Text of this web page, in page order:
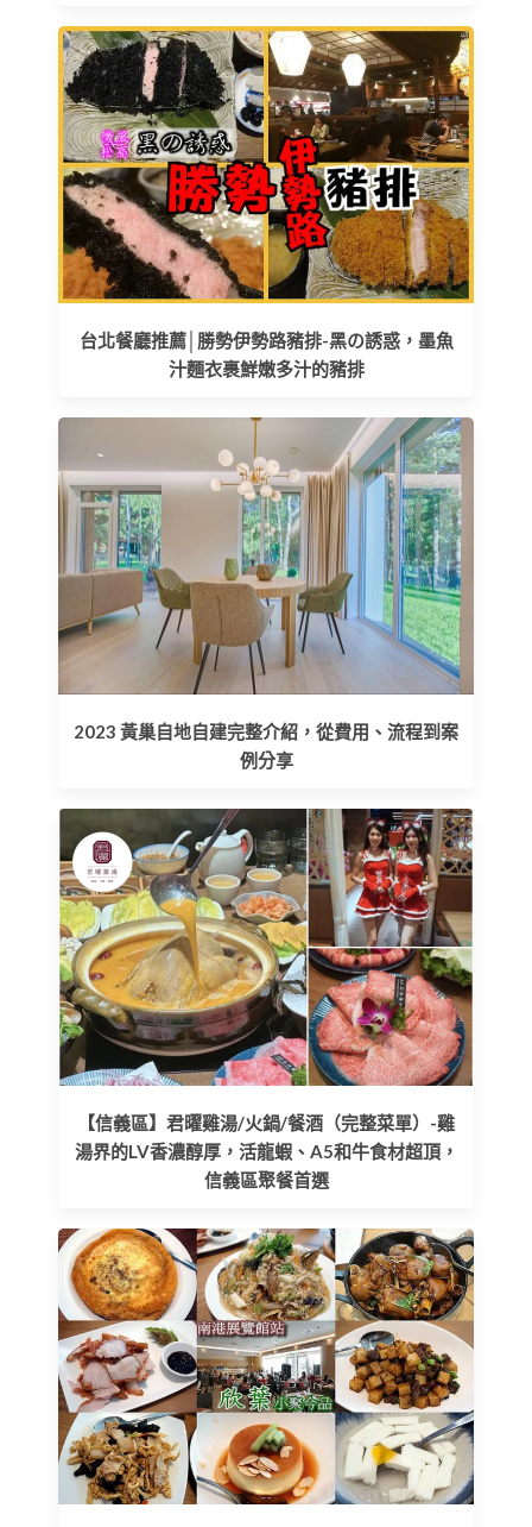
台北餐廳推薦│勝勢伊勢路豬排-黑の誘惑，墨魚
汁麵衣裹鮮嫩多汁的豬排
2023 黃巢自地自建完整介紹，從費用、流程到案
例分享
【信義區】君曜雞湯/火鍋/餐酒（完整菜單）-雞
湯界的LV香濃醇厚，活龍蝦、A5和牛食材超頂，
信義區聚餐首選